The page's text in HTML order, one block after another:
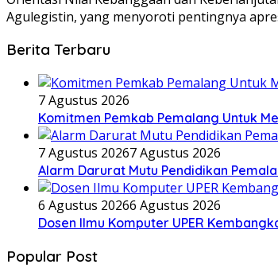
Agulegistin, yang menyoroti pentingnya
Berita Terbaru
7 Agustus 2026
Komitmen Pemkab Pemalang Untuk
7 Agustus 20267 Agustus 2026
Alarm Darurat Mutu Pendidikan
6 Agustus 20266 Agustus 2026
Dosen Ilmu Komputer UPER
Popular Post